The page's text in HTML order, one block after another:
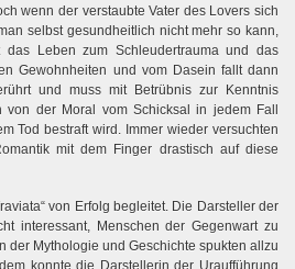
wenn der verstaubte Vater des Lovers sich
selbst gesundheitlich nicht mehr so kann,
Leben zum Schleudertrauma und das
Gewohnheiten und vom Dasein fallt dann
und muss mit Betrübnis zur Kenntnis
von der Moral vom Schicksal in jedem Fall
Tod bestraft wird. Immer wieder versuchten
mit dem Finger drastisch auf diese
von Erfolg begleitet. Die Darsteller der
interessant, Menschen der Gegenwart zu
der Mythologie und Geschichte spukten allzu
konnte die Darstellerin der Uraufführung